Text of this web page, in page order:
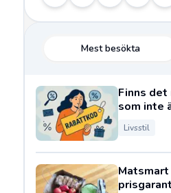
Mest besökta
Finns
som inte
Livsstil